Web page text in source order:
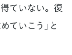
ていない。復
ていこう」と